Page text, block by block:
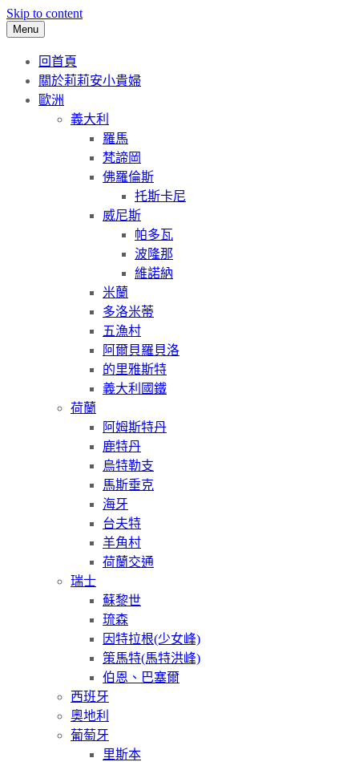
Skip to content
Menu
回首頁
關於莉莉安小貴婦
歐洲
義大利
羅馬
梵諦岡
佛羅倫斯
托斯卡尼
威尼斯
帕多瓦
波隆那
維諾納
米蘭
多洛米蒂
五漁村
阿爾貝羅貝洛
的里雅斯特
義大利國鐵
荷蘭
阿姆斯特丹
鹿特丹
烏特勒支
馬斯垂克
海牙
台夫特
羊角村
荷蘭交通
瑞士
蘇黎世
琉森
因特拉根(少女峰)
策馬特(馬特洪峰)
伯恩、巴塞爾
西班牙
奧地利
葡萄牙
里斯本